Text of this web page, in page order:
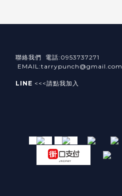
聯絡我們 電話:0953737271
EMAIL:tarrypunch@gmail.com
LINE <<<請點我加入